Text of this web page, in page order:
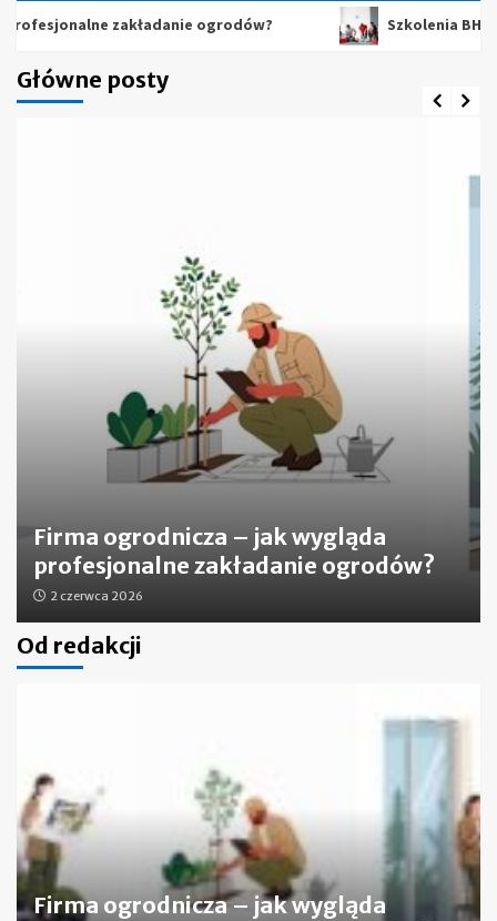
zakładanie ogrodów? Szkolenia BHP –
Główne posty
Firma ogrodnicza – jak wygląda
profesjonalne zakładanie ogrodów?
2 czerwca 2026
Od redakcji
Firma ogrodnicza – jak wygląda